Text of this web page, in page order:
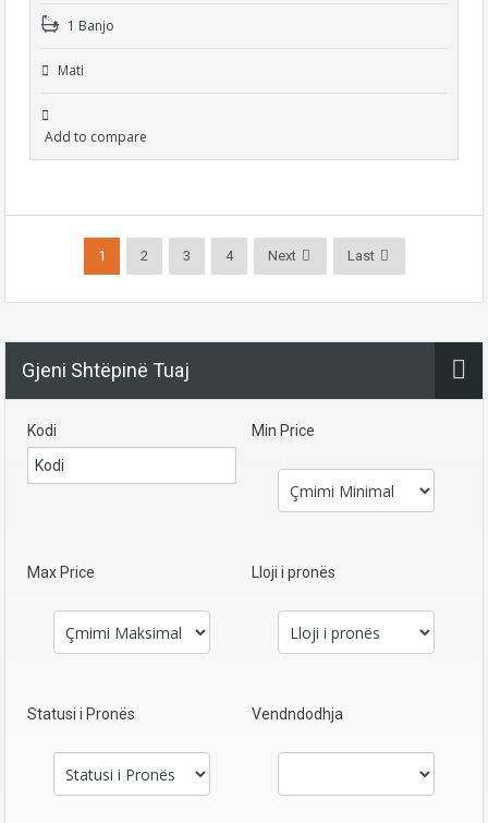
1 Banjo
Mati
Add to compare
1 2 3 4 Next Last
Gjeni Shtëpinë Tuaj
Kodi Min Price
Max Price Lloji i pronës
Statusi i Pronës Vendndodhja